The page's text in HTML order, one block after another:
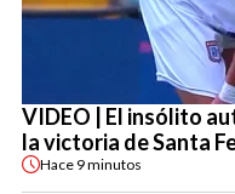
VIDEO | El insólito
la victoria de Santa
Hace 9 minutos